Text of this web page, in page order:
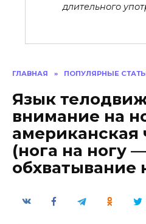
ГЛАВНАЯ » ПОПУЛЯРНЫЕ
Язык
внимание на
американская
(нога на ногу —
обхватывание
длительного